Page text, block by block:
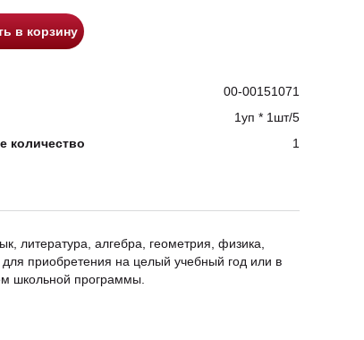
в корзину
00-00151071
1уп * 1шт/5
количество 1
литература, алгебра, геометрия, физика,
приобретения на целый учебный год или в
школьной программы.